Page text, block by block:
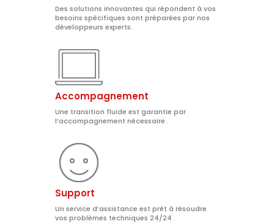
Des solutions innovantes qui répondent à vos
besoins spécifiques sont préparées par nos
développeurs experts.
Accompagnement
Une transition fluide est garantie par
l’accompagnement nécessaire .
Support
Un service d’assistance est prêt à résoudre
vos problèmes techniques 24/24 .